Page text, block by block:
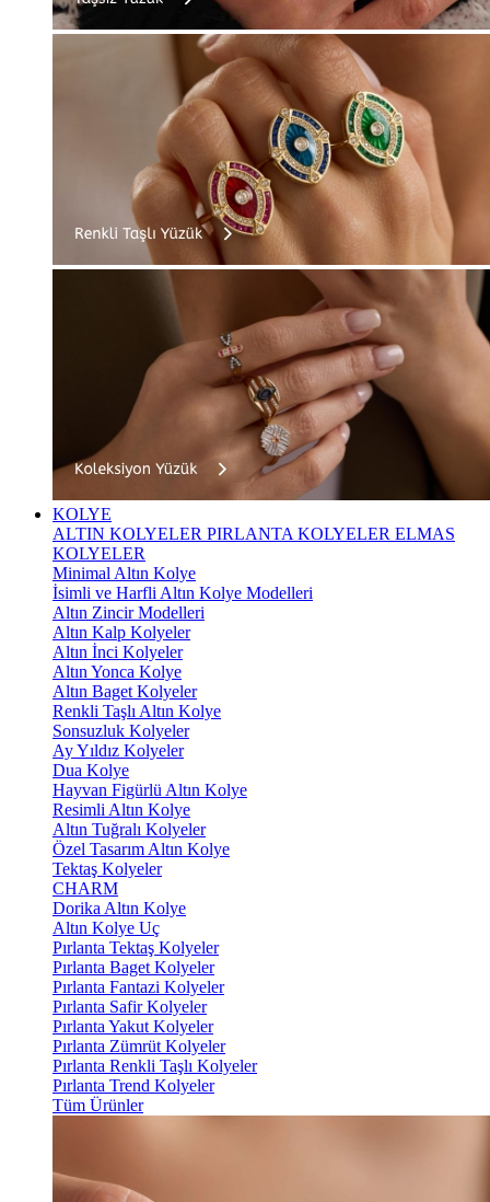
KOLYE
ALTIN KOLYELER PIRLANTA KOLYELER ELMAS
KOLYELER
Minimal Altın Kolye
İsimli ve Harfli Altın Kolye Modelleri
Altın Zincir Modelleri
Altın Kalp Kolyeler
Altın İnci Kolyeler
Altın Yonca Kolye
Altın Baget Kolyeler
Renkli Taşlı Altın Kolye
Sonsuzluk Kolyeler
Ay Yıldız Kolyeler
Dua Kolye
Hayvan Figürlü Altın Kolye
Resimli Altın Kolye
Altın Tuğralı Kolyeler
Özel Tasarım Altın Kolye
Tektaş Kolyeler
CHARM
Dorika Altın Kolye
Altın Kolye Uç
Pırlanta Tektaş Kolyeler
Pırlanta Baget Kolyeler
Pırlanta Fantazi Kolyeler
Pırlanta Safir Kolyeler
Pırlanta Yakut Kolyeler
Pırlanta Zümrüt Kolyeler
Pırlanta Renkli Taşlı Kolyeler
Pırlanta Trend Kolyeler
Tüm Ürünler